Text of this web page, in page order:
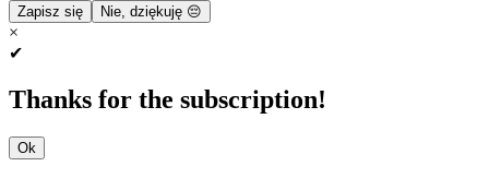
Zapisz się Nie, dziękuję 😔
×
✔
Thanks for the subscription!
Ok